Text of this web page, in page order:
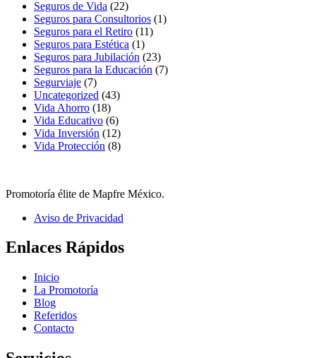
Seguros de Vida (22)
Seguros para Consultorios (1)
Seguros para el Retiro (11)
Seguros para Estética (1)
Seguros para Jubilación (23)
Seguros para la Educación (7)
Segurviaje (7)
Uncategorized (43)
Vida Ahorro (18)
Vida Educativo (6)
Vida Inversión (12)
Vida Protección (8)
Promotoría élite de Mapfre México.
Aviso de Privacidad
Enlaces Rápidos
Inicio
La Promotoría
Blog
Referidos
Contacto